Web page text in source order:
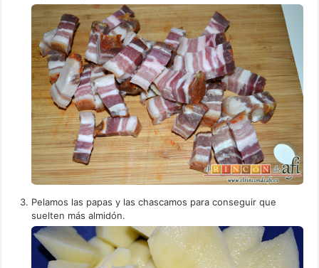
Pelamos las papas y las chascamos para conseguir que
suelten más almidón.